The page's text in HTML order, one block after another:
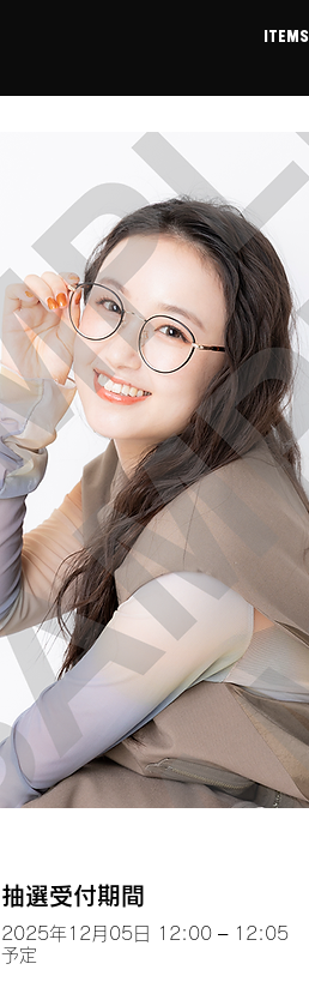
ITEMS
抽選受付期間
2025年12月05日 12:00 – 12:05
予定